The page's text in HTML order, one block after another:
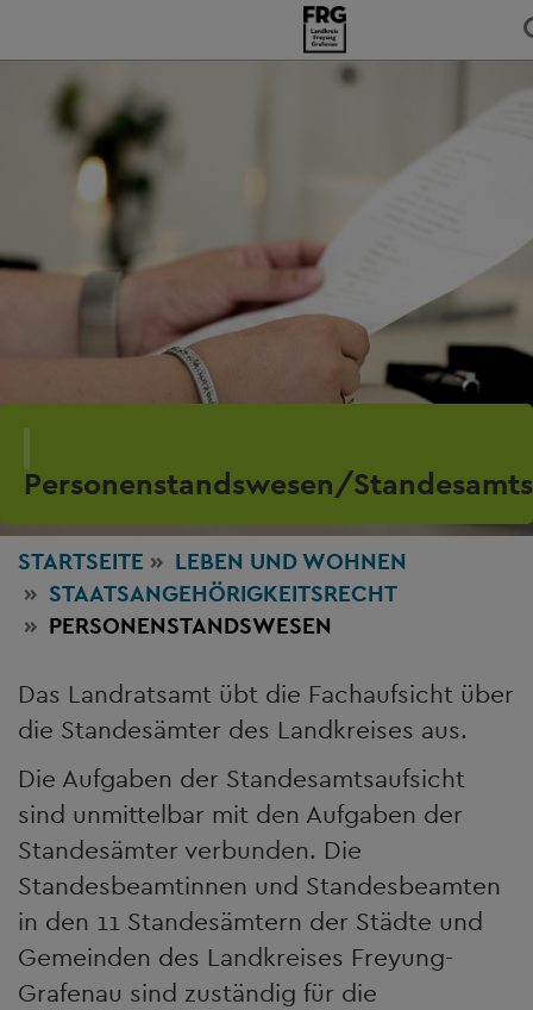
Personenstandswesen/
STARTSEITE LEBEN UND WOHNEN
STAATSANGEHÖRIGKEITSRECHT
PERSONENSTANDSWESEN
Das Landratsamt übt die Fachaufsicht über
die Standesämter des Landkreises aus.
Die Aufgaben der Standesamtsaufsicht
sind unmittelbar mit den Aufgaben der
Standesämter verbunden. Die
Standesbeamtinnen und Standesbeamten
in den 11 Standesämtern der Städte und
Gemeinden des Landkreises Freyung-
Grafenau sind zuständig für die